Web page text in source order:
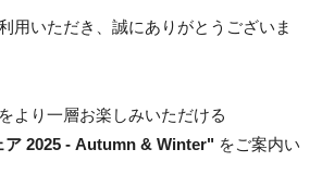
用いただき、誠にありがとうございま
より一層お楽しみいただける
ア 2025 - Autumn & Winter" をご案内い